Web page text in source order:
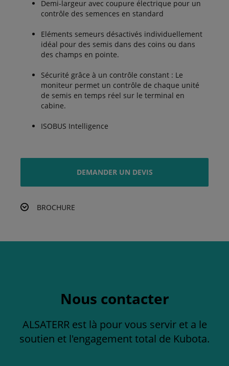
Demi-largeur avec coupure électrique pour un
contrôle des semences en standard
Eléments semeurs désactivés individuellement
idéal pour des semis dans des coins ou dans
des champs en pointe.
Sécurité grâce à un contrôle constant : Le
moniteur permet un contrôle de chaque unité
de semis en temps réel sur le terminal en
cabine.
ISOBUS Intelligence
DEMANDER UN DEVIS
BROCHURE
Nous contacter
ALSATERR est là pour vous servir et a le
soutien et l'engagement total de Kubota.